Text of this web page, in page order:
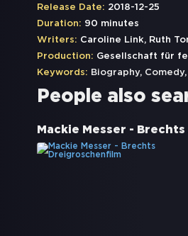
Release Date: 2018-12-25
Duration: 90 minutes
Writers: Caroline Link, Ruth
Production: Gesellschaft für
Keywords: Biography, Comedy,
People also